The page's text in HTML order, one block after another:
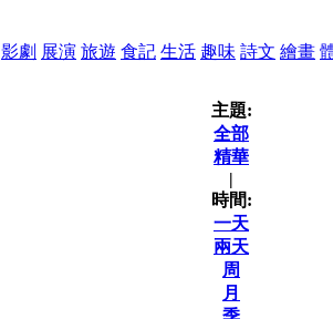
影劇 展演 旅遊 食記 生活 趣味 詩文 繪畫
主題:
全部
精華
|
時間:
一天
兩天
周
月